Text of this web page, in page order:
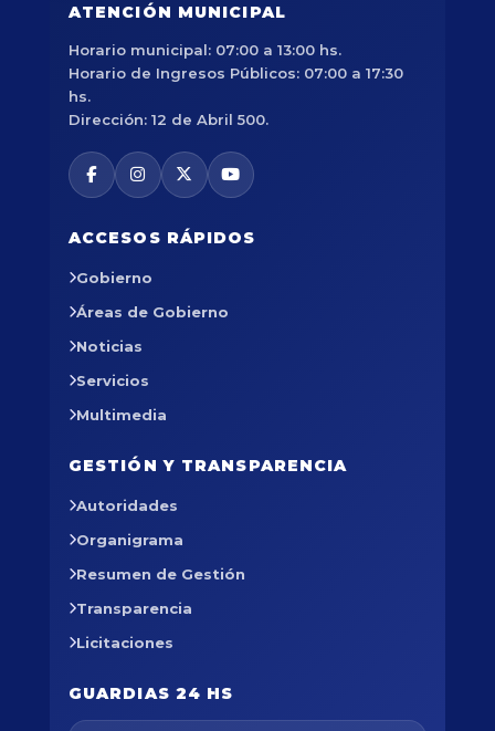
ATENCIÓN MUNICIPAL
Horario municipal: 07:00 a 13:00 hs.
Horario de Ingresos Públicos: 07:00 a 17:30
hs.
Dirección: 12 de Abril 500.
ACCESOS RÁPIDOS
Gobierno
Áreas de Gobierno
Noticias
Servicios
Multimedia
GESTIÓN Y TRANSPARENCIA
Autoridades
Organigrama
Resumen de Gestión
Transparencia
Licitaciones
GUARDIAS 24 HS